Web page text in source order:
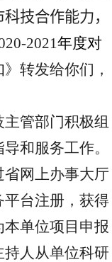
技合作能力，
2021年度对
》转发给你们，
管部门积极组
和服务工作。
网上办事大厅
台注册，获得
单位项目申报
持人从单位科研